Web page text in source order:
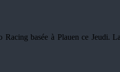
basée à Plauen ce Jeudi.